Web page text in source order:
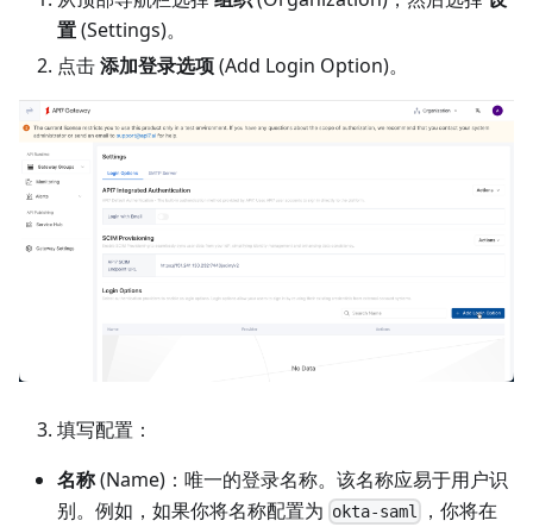
置(Settings)。
点击添加登录选项(Add Login Option)。
填写配置：
名称(Name)：唯一的登录名称。该名称应易于用户识
别。例如，如果你将名称配置为 okta-saml
，你将在